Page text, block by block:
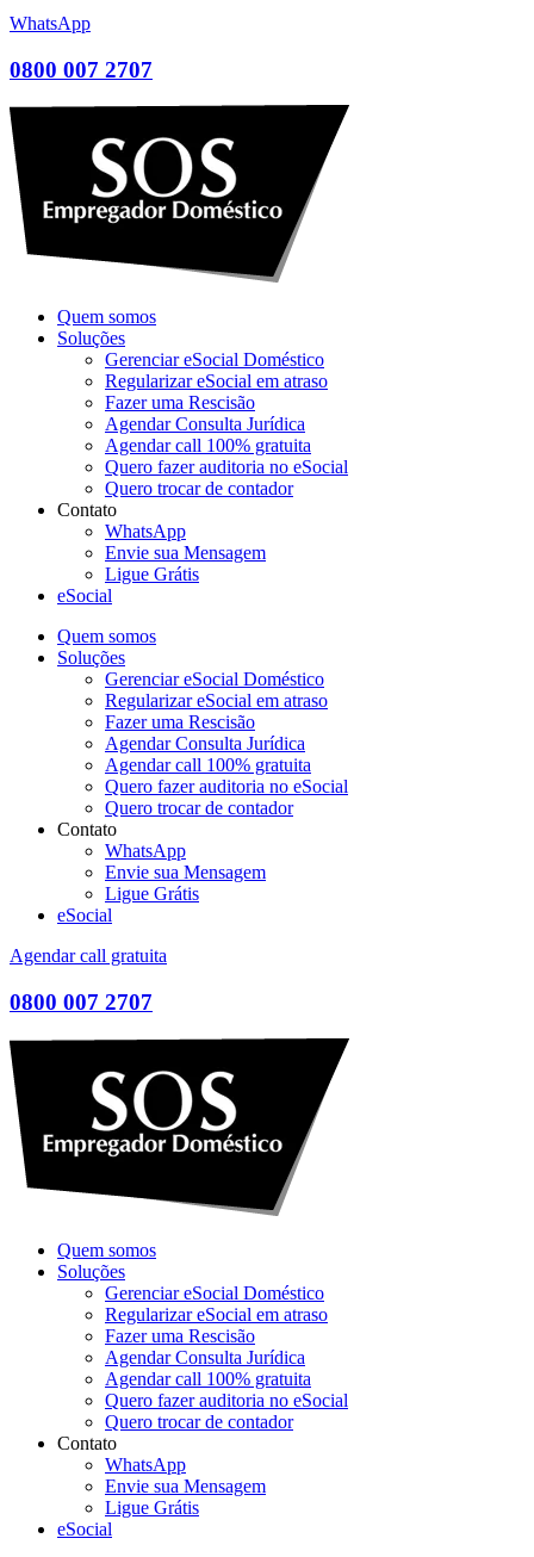
WhatsApp
0800 007 2707
Quem somos
Soluções
Gerenciar eSocial Doméstico
Regularizar eSocial em atraso
Fazer uma Rescisão
Agendar Consulta Jurídica
Agendar call 100% gratuita
Quero fazer auditoria no eSocial
Quero trocar de contador
Contato
WhatsApp
Envie sua Mensagem
Ligue Grátis
eSocial
Quem somos
Soluções
Gerenciar eSocial Doméstico
Regularizar eSocial em atraso
Fazer uma Rescisão
Agendar Consulta Jurídica
Agendar call 100% gratuita
Quero fazer auditoria no eSocial
Quero trocar de contador
Contato
WhatsApp
Envie sua Mensagem
Ligue Grátis
eSocial
Agendar call gratuita
0800 007 2707
Quem somos
Soluções
Gerenciar eSocial Doméstico
Regularizar eSocial em atraso
Fazer uma Rescisão
Agendar Consulta Jurídica
Agendar call 100% gratuita
Quero fazer auditoria no eSocial
Quero trocar de contador
Contato
WhatsApp
Envie sua Mensagem
Ligue Grátis
eSocial